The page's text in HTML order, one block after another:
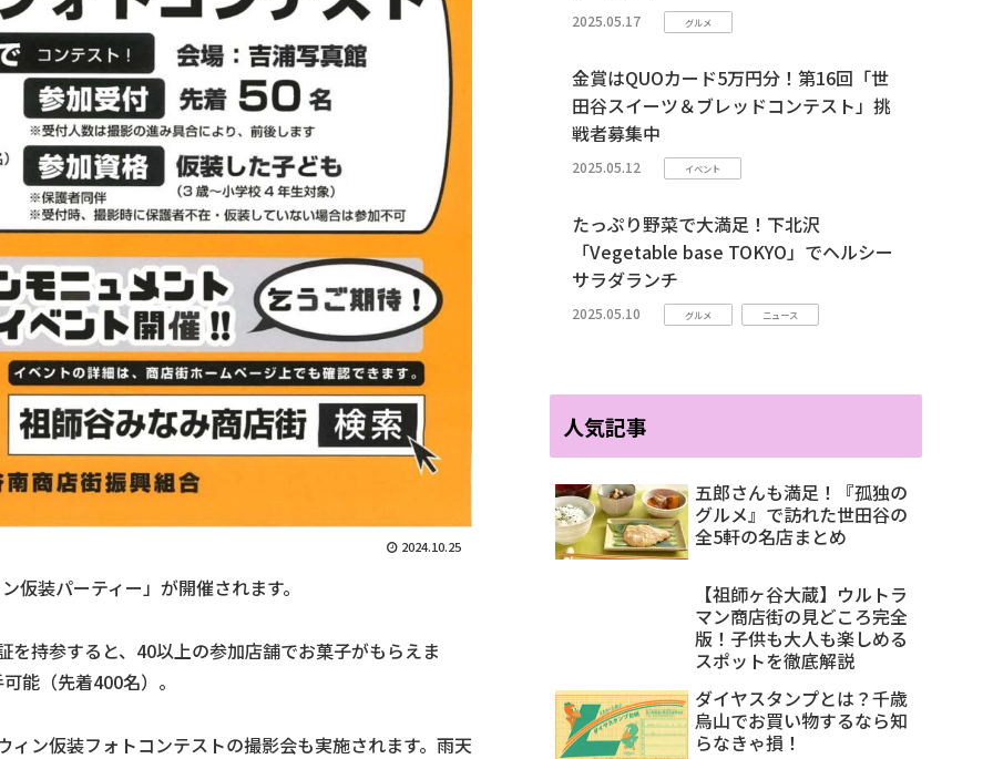
2024.10.25
装パーティー」が開催されます。
持参すると、40以上の参加店舗でお菓子がもらえま
能（先着400名）。
ン仮装フォトコンテストの撮影会も実施されます。雨天
2025.05.17 グルメ
金賞はQUOカード5万円分！第16回「世
田谷スイーツ＆ブレッドコンテスト」挑
戦者募集中
2025.05.12 イベント
たっぷり野菜で大満足！下北沢
「Vegetable base TOKYO」でヘルシー
サラダランチ
2025.05.10 グルメ ニュース
人気記事
五郎さんも満足！『孤独の
グルメ』で訪れた世田谷の
全5軒の名店まとめ
【祖師ヶ谷大蔵】ウルトラ
マン商店街の見どころ完全
版！子供も大人も楽しめる
スポットを徹底解説
ダイヤスタンプとは？千歳
烏山でお買い物するなら知
らなきゃ損！